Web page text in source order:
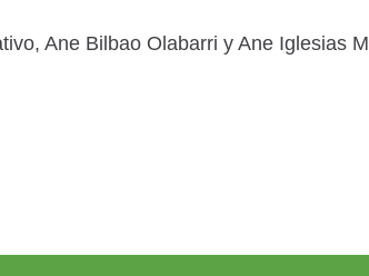
Ane Bilbao Olabarri y Ane Iglesias